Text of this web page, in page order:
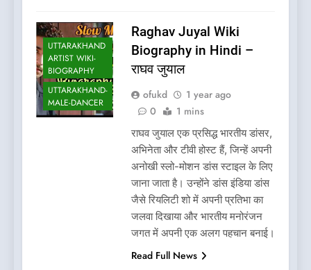
UTTARAKHAND
ARTIST WIKI-
BIOGRAPHY
UTTARAKHAND-
MALE-DANCER
Raghav Juyal Wiki
Biography in Hindi –
राघव जुयाल
ofukd
1 year ago
0
1 mins
राघव जुयाल एक प्रसिद्ध भारतीय डांसर,
अभिनेता और टीवी होस्ट हैं, जिन्हें अपनी
अनोखी स्लो-मोशन डांस स्टाइल के लिए
जाना जाता है। उन्होंने डांस इंडिया डांस
जैसे रियलिटी शो में अपनी प्रतिभा का
जलवा दिखाया और भारतीय मनोरंजन
जगत में अपनी एक अलग पहचान बनाई।
Read Full News